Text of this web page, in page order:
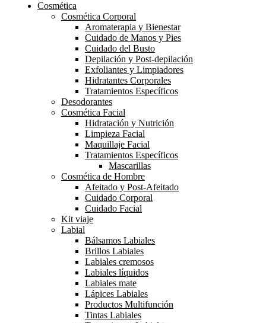
Cosmética
Cosmética Corporal
Aromaterapia y Bienestar
Cuidado de Manos y Pies
Cuidado del Busto
Depilación y Post-depilación
Exfoliantes y Limpiadores
Hidratantes Corporales
Tratamientos Específicos
Desodorantes
Cosmética Facial
Hidratación y Nutrición
Limpieza Facial
Maquillaje Facial
Tratamientos Específicos
Mascarillas
Cosmética de Hombre
Afeitado y Post-Afeitado
Cuidado Corporal
Cuidado Facial
Kit viaje
Labial
Bálsamos Labiales
Brillos Labiales
Labiales cremosos
Labiales líquidos
Labiales mate
Lápices Labiales
Productos Multifunción
Tintas Labiales